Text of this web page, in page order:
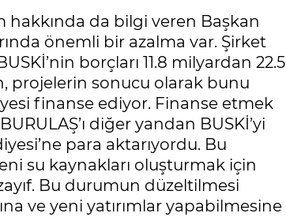
hakkında da bilgi veren Başkan
önemli bir azalma var. Şirket
borçları 11.8 milyardan 22.5
projelerin sonucu olarak bunu
finanse ediyor. Finanse etmek
diğer yandan BUSKİ’yi
para aktarıyordu. Bu
su kaynakları oluşturmak için
Bu durumun düzeltilmesi
ve yeni yatırımlar yapabilmesine